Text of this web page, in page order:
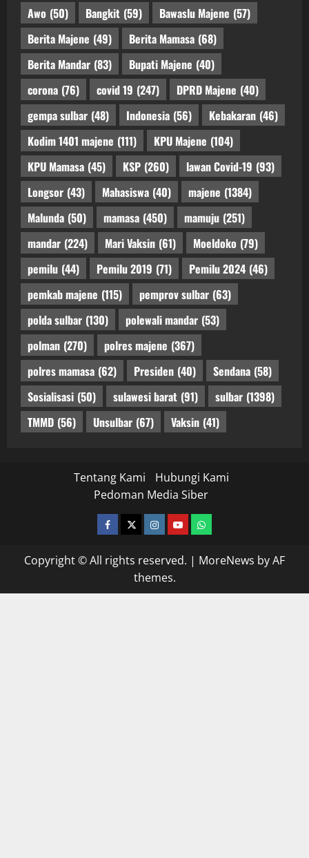
Awo (50) Bangkit (59) Bawaslu Majene (57)
Berita Majene (49) Berita Mamasa (68)
Berita Mandar (83) Bupati Majene (40)
corona (76) covid 19 (247) DPRD Majene (40)
gempa sulbar (48) Indonesia (56) Kebakaran (46)
Kodim 1401 majene (111) KPU Majene (104)
KPU Mamasa (45) KSP (260) lawan Covid-19 (93)
Longsor (43) Mahasiswa (40) majene (1384)
Malunda (50) mamasa (450) mamuju (251)
mandar (224) Mari Vaksin (61) Moeldoko (79)
pemilu (44) Pemilu 2019 (71) Pemilu 2024 (46)
pemkab majene (115) pemprov sulbar (63)
polda sulbar (130) polewali mandar (53)
polman (270) polres majene (367)
polres mamasa (62) Presiden (40) Sendana (58)
Sosialisasi (50) sulawesi barat (91) sulbar (1398)
TMMD (56) Unsulbar (67) Vaksin (41)
Tentang Kami
Hubungi Kami
Pedoman Media Siber
facebooktwitterinstagram.com
youtubewhatsapp
Copyright © All rights reserved. | MoreNews by AF
themes.